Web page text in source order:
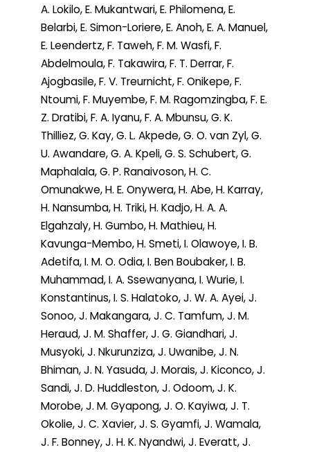
A. Lokilo, E. Mukantwari, E. Philomena, E.
Belarbi, E. Simon-Loriere, E. Anoh, E. A. Manuel,
E. Leendertz, F. Taweh, F. M. Wasfi, F.
Abdelmoula, F. Takawira, F. T. Derrar, F.
Ajogbasile, F. V. Treurnicht, F. Onikepe, F.
Ntoumi, F. Muyembe, F. M. Ragomzingba, F. E.
Z. Dratibi, F. A. Iyanu, F. A. Mbunsu, G. K.
Thilliez, G. Kay, G. L. Akpede, G. O. van Zyl, G.
U. Awandare, G. A. Kpeli, G. S. Schubert, G.
Maphalala, G. P. Ranaivoson, H. C.
Omunakwe, H. E. Onywera, H. Abe, H. Karray,
H. Nansumba, H. Triki, H. Kadjo, H. A. A.
Elgahzaly, H. Gumbo, H. Mathieu, H.
Kavunga-Membo, H. Smeti, I. Olawoye, I. B.
Adetifa, I. M. O. Odia, I. Ben Boubaker, I. B.
Muhammad, I. A. Ssewanyana, I. Wurie, I.
Konstantinus, I. S. Halatoko, J. W. A. Ayei, J.
Sonoo, J. Makangara, J. C. Tamfum, J. M.
Heraud, J. M. Shaffer, J. G. Giandhari, J.
Musyoki, J. Nkurunziza, J. Uwanibe, J. N.
Bhiman, J. N. Yasuda, J. Morais, J. Kiconco, J.
Sandi, J. D. Huddleston, J. Odoom, J. K.
Morobe, J. M. Gyapong, J. O. Kayiwa, J. T.
Okolie, J. C. Xavier, J. S. Gyamfi, J. Wamala,
J. F. Bonney, J. H. K. Nyandwi, J. Everatt, J.